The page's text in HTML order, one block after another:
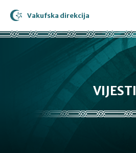
Vakufska direkcija
VIJESTI